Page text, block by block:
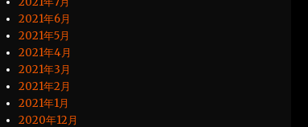
2021年6月
2021年5月
2021年4月
2021年3月
2021年2月
2021年1月
2020年12月